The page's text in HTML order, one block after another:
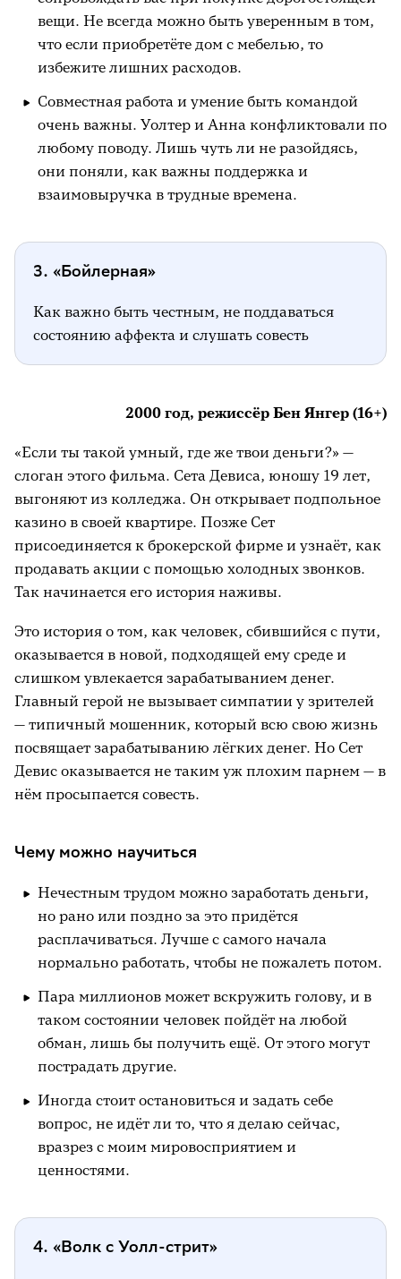
вещи. Не всегда можно быть уверенным в том,
что если приобретёте дом с мебелью, то
избежите лишних расходов.
Совместная работа и умение быть командой
очень важны. Уолтер и Анна конфликтовали по
любому поводу. Лишь чуть ли не разойдясь,
они поняли, как важны поддержка и
взаимовыручка в трудные времена.
3. «Бойлерная»
Как важно быть честным, не поддаваться
состоянию аффекта и слушать совесть
2000 год, режиссёр Бен Янгер (16+)
«Если ты такой умный, где же твои деньги?» —
слоган этого фильма. Сета Девиса, юношу 19 лет,
выгоняют из колледжа. Он открывает подпольное
казино в своей квартире. Позже Сет
присоединяется к брокерской фирме и узнаёт, как
продавать акции с помощью холодных звонков.
Так начинается его история наживы.
Это история о том, как человек, сбившийся с пути,
оказывается в новой, подходящей ему среде и
слишком увлекается зарабатыванием денег.
Главный герой не вызывает симпатии у зрителей
— типичный мошенник, который всю свою жизнь
посвящает зарабатыванию лёгких денег. Но Сет
Девис оказывается не таким уж плохим парнем — в
нём просыпается совесть.
Чему можно научиться
Нечестным трудом можно заработать деньги,
но рано или поздно за это придётся
расплачиваться. Лучше с самого начала
нормально работать, чтобы не пожалеть потом.
Пара миллионов может вскружить голову, и в
таком состоянии человек пойдёт на любой
обман, лишь бы получить ещё. От этого могут
пострадать другие.
Иногда стоит остановиться и задать себе
вопрос, не идёт ли то, что я делаю сейчас,
вразрез с моим мировосприятием и
ценностями.
4. «Волк с Уолл-стрит»